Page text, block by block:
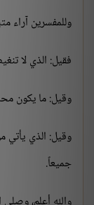
وللمفسرين آراء
فقيل: الذي لا
وقيل: ما يكون
وقيل: الذي يأتي
جميعاً.